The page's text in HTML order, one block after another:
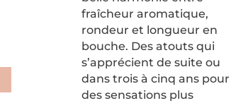
fraîcheur aromatique,
rondeur et longueur en
bouche. Des atouts qui
s’apprécient de suite ou
dans trois à cinq ans pour
des sensations plus